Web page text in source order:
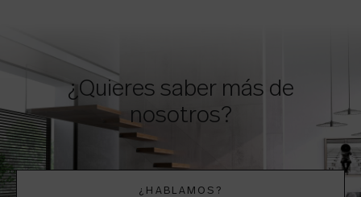
¿Quieres saber más de
nosotros?
¿HABLAMOS?